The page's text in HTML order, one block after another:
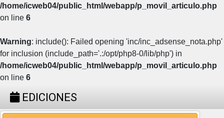
/home/icweb04/public_html/webapp/p_movil_articulo.php
on line 6
Warning: include(): Failed opening 'inc/inc_adsense_nota.php'
for inclusion (include_path='.:/opt/php8-0/lib/php') in
/home/icweb04/public_html/webapp/p_movil_articulo.php
on line 6
EDICIONES